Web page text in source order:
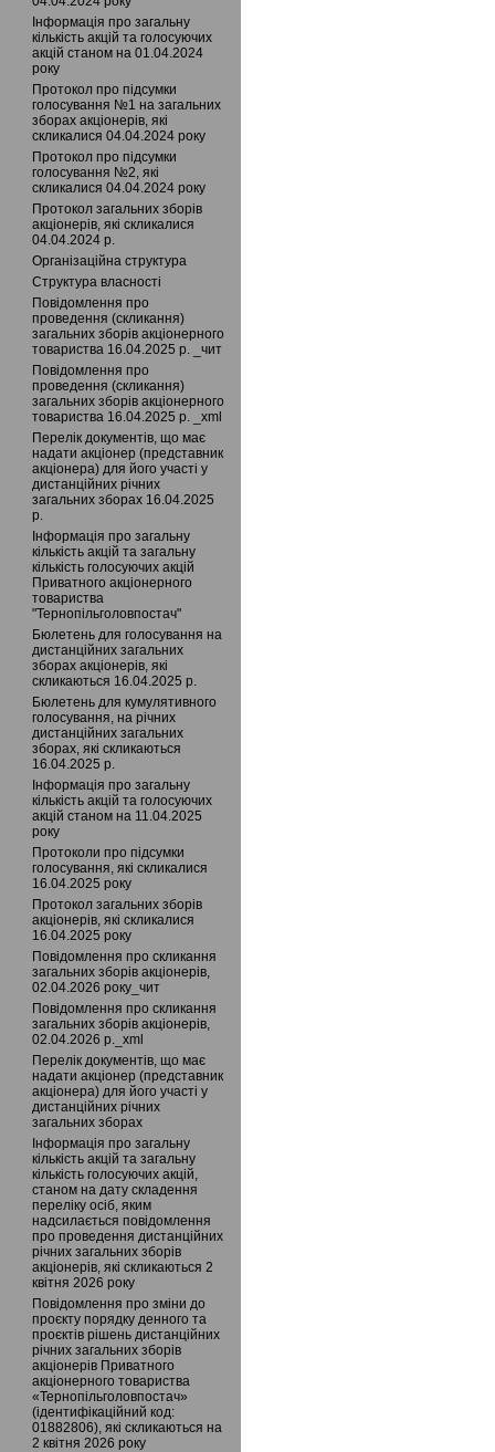
Інформація про загальну
кількість акцій та голосуючих
акцій станом на 01.04.2024
року
Протокол про підсумки
голосування №1 на загальних
зборах акціонерів, які
скликалися 04.04.2024 року
Протокол про підсумки
голосування №2, які
скликалися 04.04.2024 року
Протокол загальних зборів
акціонерів, які скликалися
04.04.2024 р.
Організаційна структура
Структура власності
Повідомлення про
проведення (скликання)
загальних зборів акціонерного
товариства 16.04.2025 р. _чит
Повідомлення про
проведення (скликання)
загальних зборів акціонерного
товариства 16.04.2025 р. _xml
Перелік документів, що має
надати акціонер (представник
акціонера) для його участі у
дистанційних річних
загальних зборах 16.04.2025
р.
Інформація про загальну
кількість акцій та загальну
кількість голосуючих акцій
Приватного акцiонерного
товариства
"Тернопільголовпостач"
Бюлетень для голосування на
дистанційних загальних
зборах акціонерів, які
скликаються 16.04.2025 р.
Бюлетень для кумулятивного
голосування, на річних
дистанційних загальних
зборах, які скликаються
16.04.2025 р.
Інформація про загальну
кількість акцій та голосуючих
акцій станом на 11.04.2025
року
Протоколи про підсумки
голосування, які скликалися
16.04.2025 року
Протокол загальних зборів
акціонерів, які скликалися
16.04.2025 року
Повідомлення про скликання
загальних зборів акціонерів,
02.04.2026 року_чит
Повідомлення про скликання
загальних зборів акціонерів,
02.04.2026 р._xml
Перелік документів, що має
надати акціонер (представник
акціонера) для його участі у
дистанційних річних
загальних зборах
Інформація про загальну
кількість акцій та загальну
кількість голосуючих акцій,
станом на дату складення
переліку осіб, яким
надсилається повідомлення
про проведення дистанційних
річних загальних зборів
акціонерів, які скликаються 2
квітня 2026 року
Повідомлення про зміни до
проєкту порядку денного та
проєктів рішень дистанційних
річних загальних зборів
акціонерів Приватного
акціонерного товариства
«Тернопільголовпостач»
(ідентифікаційний код:
01882806), які скликаються на
2 квітня 2026 року